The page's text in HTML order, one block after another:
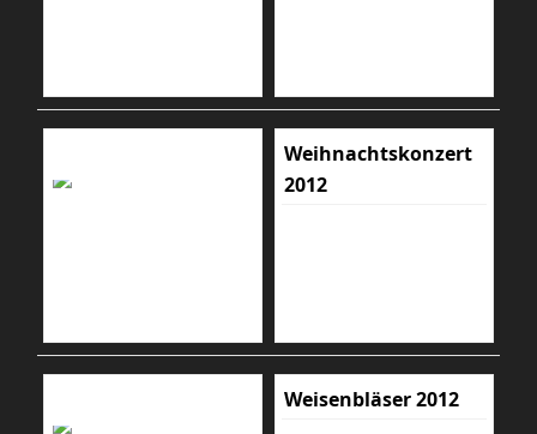
Weihnachtskonzert
2012
Weisenbläser 2012